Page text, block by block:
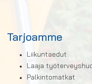
Tarjoamme
Liikuntaedut
Laaja
Palkintomatkat